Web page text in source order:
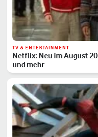
TV & ENTERTAINMENT
Netflix: Neu im August
und mehr